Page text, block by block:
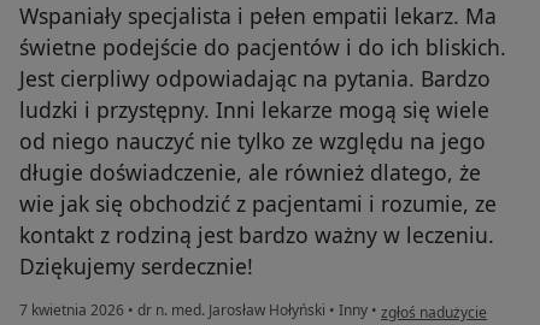
Wspaniały specjalista i pełen empatii lekarz. Ma
świetne podejście do pacjentów i do ich bliskich.
Jest cierpliwy odpowiadając na pytania. Bardzo
ludzki i przystępny. Inni lekarze mogą się wiele
od niego nauczyć nie tylko ze względu na jego
długie doświadczenie, ale również dlatego, że
wie jak się obchodzić z pacjentami i rozumie, ze
kontakt z rodziną jest bardzo ważny w leczeniu.
Dziękujemy serdecznie!
7 kwietnia 2026 • dr n. med. Jarosław Hołyński • Inny • w opinii użytkownika
zgłoś nadużycie